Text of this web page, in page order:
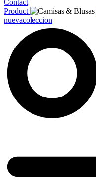
Contact
Product
nuevacoleccion